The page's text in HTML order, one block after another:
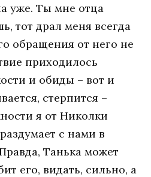
уже. Ты мне отца
тот драл меня всегда
обращения от него не
приходилось
и обиды – вот и
стерпится –
я от Николки
с нами в
Танька может
его, видать, сильно, а